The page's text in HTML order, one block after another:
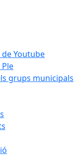
de Youtube
grups municipals